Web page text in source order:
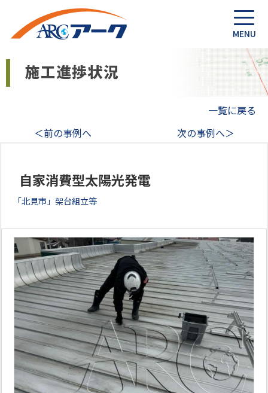
一覧に戻る
＜前の事例へ
次の事例へ＞
自家消費型太陽光発電
「北見市」架台組立等